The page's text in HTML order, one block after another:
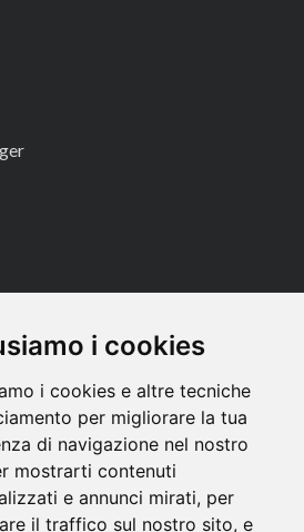
i cookies
i cookies e altre tecniche
per migliorare la tua
di navigazione nel nostro
mostrarti contenuti
e annunci mirati, per
il traffico sul nostro sito, e
CONTATTACI